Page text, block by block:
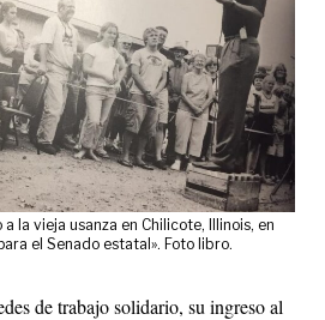
la vieja usanza en Chilicote, Illinois, en
el Senado estatal». Foto libro.
de trabajo solidario, su ingreso al